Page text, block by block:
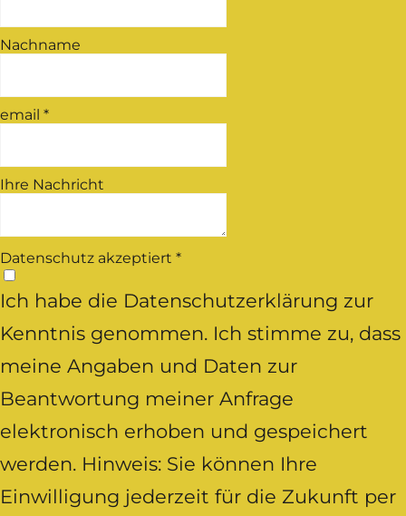
Nachname
email *
Ihre Nachricht
Datenschutz akzeptiert *
Ich habe die Datenschutzerklärung zur
Kenntnis genommen. Ich stimme zu, dass
meine Angaben und Daten zur
Beantwortung meiner Anfrage
elektronisch erhoben und gespeichert
werden. Hinweis: Sie können Ihre
Einwilligung jederzeit für die Zukunft per